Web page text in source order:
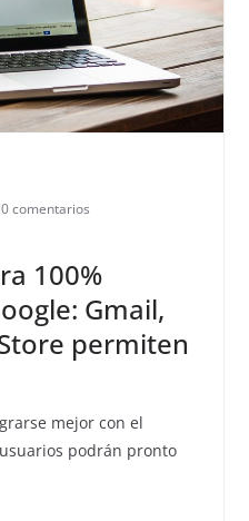
0 comentarios
100%
Gmail,
permiten
mejor con el
podrán pronto